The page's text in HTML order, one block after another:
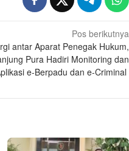
Pos berikutnya
antar Aparat Penegak Hukum,
Pura Hadiri Monitoring dan
e-Berpadu dan e-Criminal